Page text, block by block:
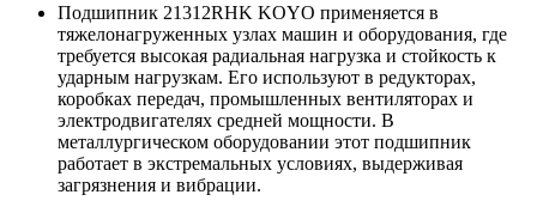
Подшипник 21312RHK KOYO применяется в
тяжелонагруженных узлах машин и оборудования, где
требуется высокая радиальная нагрузка и стойкость к
ударным нагрузкам. Его используют в редукторах,
коробках передач, промышленных вентиляторах и
электродвигателях средней мощности. В
металлургическом оборудовании этот подшипник
работает в экстремальных условиях, выдерживая
загрязнения и вибрации.